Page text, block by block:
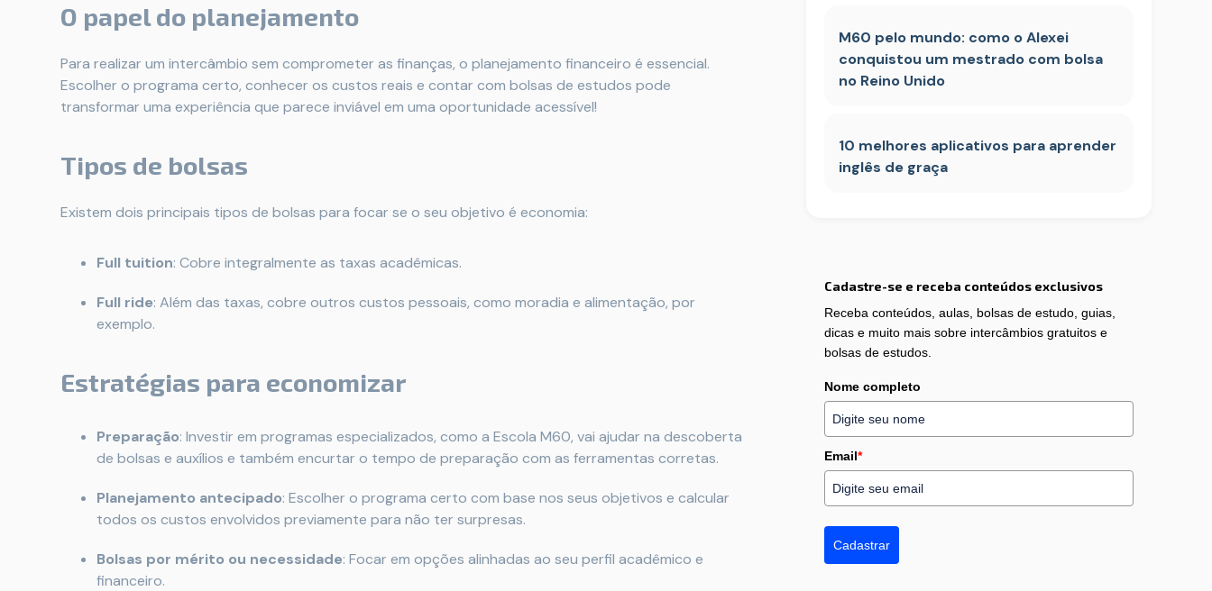
O papel do planejamento
Para realizar um intercâmbio sem comprometer as finanças, o planejamento financeiro é essencial.
Escolher o programa certo, conhecer os custos reais e contar com bolsas de estudos pode
transformar uma experiência que parece inviável em uma oportunidade acessível!
Tipos de bolsas
Existem dois principais tipos de bolsas para focar se o seu objetivo é economia:
Full tuition: Cobre integralmente as taxas acadêmicas.
Full ride: Além das taxas, cobre outros custos pessoais, como moradia e alimentação, por
exemplo.
Estratégias para economizar
Preparação: Investir em programas especializados, como a Escola M60, vai ajudar na descoberta
de bolsas e auxílios e também encurtar o tempo de preparação com as ferramentas corretas.
Planejamento antecipado: Escolher o programa certo com base nos seus objetivos e calcular
todos os custos envolvidos previamente para não ter surpresas.
Bolsas por mérito ou necessidade: Focar em opções alinhadas ao seu perfil acadêmico e
financeiro.
M60 pelo mundo: como o Alexei
conquistou um mestrado com bolsa
no Reino Unido
10 melhores aplicativos para aprender
inglês de graça
Cadastre-se e receba conteúdos exclusivos
Receba conteúdos, aulas, bolsas de estudo, guias,
dicas e muito mais sobre intercâmbios gratuitos e
bolsas de estudos.
Nome completo
Email*
Cadastrar